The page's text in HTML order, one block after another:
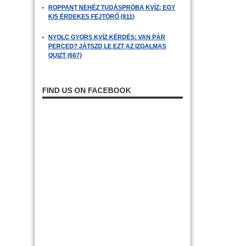
ROPPANT NEHÉZ TUDÁSPRÓBA KVÍZ: EGY
KIS ÉRDEKES FEJTÖRŐ (811)
NYOLC GYORS KVÍZ KÉRDÉS: VAN PÁR
PERCED? JÁTSZD LE EZT AZ IZGALMAS
QUIZT (667)
FIND US ON FACEBOOK